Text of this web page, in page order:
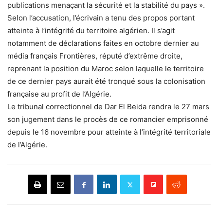
publications menaçant la sécurité et la stabilité du pays ».
Selon l’accusation, l’écrivain a tenu des propos portant
atteinte à l’intégrité du territoire algérien. Il s’agit
notamment de déclarations faites en octobre dernier au
média français Frontières, réputé d’extrême droite,
reprenant la position du Maroc selon laquelle le territoire
de ce dernier pays aurait été tronqué sous la colonisation
française au profit de l’Algérie.
Le tribunal correctionnel de Dar El Beida rendra le 27 mars
son jugement dans le procès de ce romancier emprisonné
depuis le 16 novembre pour atteinte à l’intégrité territoriale
de l’Algérie.